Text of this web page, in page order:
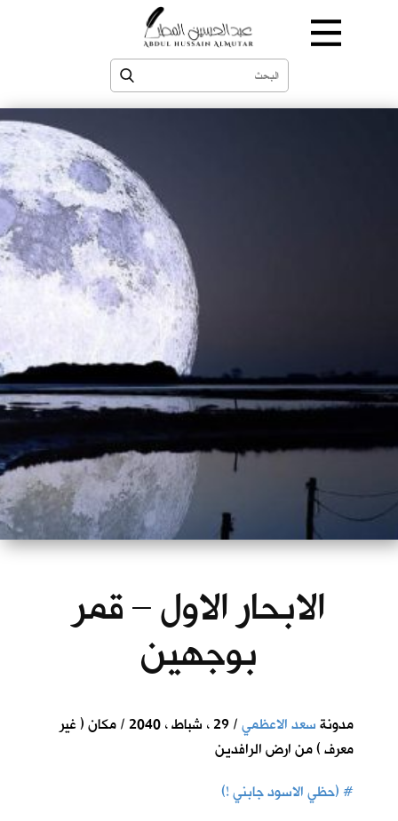
الابحار الاول – قمر
بوجهين
مدونةسعد الاعظمي
/ 29 ، شباط ، 2040 / مكان ( غير
معرف ) من ارض الرافدين
#(حظي الاسود جابني !)